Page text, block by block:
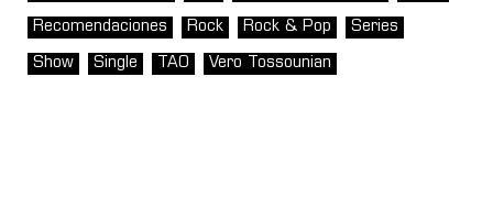
Recomendaciones Rock Rock & Pop Series
Show Single TAO Vero Tossounian